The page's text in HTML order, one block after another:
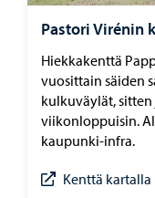
Pastori Virénin
Hiekkakenttä
vuosittain säiden
kulkuväylät,
viikonloppuisin.
kaupunki-infra.
Kenttä kartalla